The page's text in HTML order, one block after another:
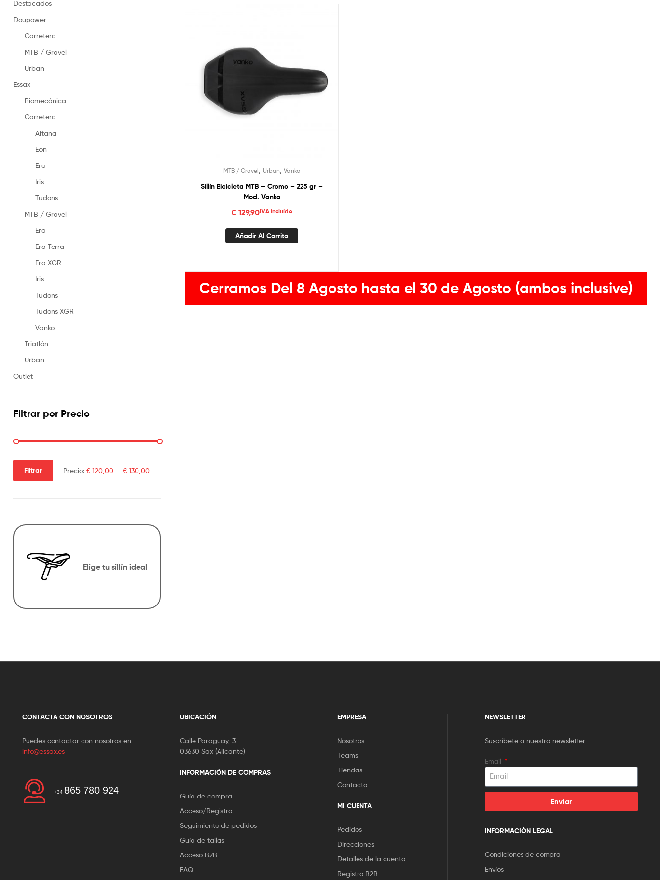
en
–
in
Spain
MTB / Gravel ,Urban ,Vanko
Sillín Bicicleta MTB – Cromo – 225 gr –
Mod. Vanko
€ 129,90IVA incluído
Añadir Al Carrito
Cerramos Del 8 Agosto hasta el 30 de Agosto (ambos inclusive)
Destacados
Doupower
Carretera
MTB / Gravel
Urban
Essax
Biomecánica
Carretera
Aitana
Eon
Era
Iris
Tudons
MTB / Gravel
Era
Era Terra
Era XGR
Iris
Tudons
Tudons XGR
Vanko
Triatlón
Urban
Outlet
Filtrar por Precio
Filtrar Precio:€ 120,00 —€ 130,00
Elige tu sillín ideal
CONTACTA CON NOSOTROS
Puedes contactar con nosotros en
info@essax.es
+34 865 780 924
UBICACIÓN
Calle Paraguay, 3
03630 Sax (Alicante)
INFORMACIÓN DE COMPRAS
Guía de compra
Acceso/Registro
Seguimiento de pedidos
Guía de tallas
Acceso B2B
FAQ
EMPRESA
Nosotros
Teams
Tiendas
Contacto
MI CUENTA
Pedidos
Direcciones
Detalles de la cuenta
Registro B2B
NEWSLETTER
Suscríbete a nuestra newsletter
Email
Enviar
INFORMACIÓN LEGAL
Condiciones de compra
Envíos